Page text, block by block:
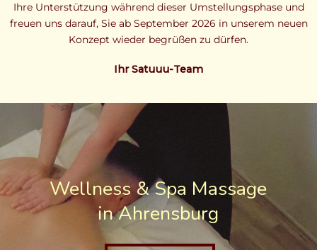
Ihre Unterstützung während dieser Umstellungsphase und
freuen uns darauf, Sie ab September 2026 in unserem neuen
Konzept wieder begrüßen zu dürfen.
Ihr Satuuu-Team
Wellness & Spa Massage
in Ahrensburg